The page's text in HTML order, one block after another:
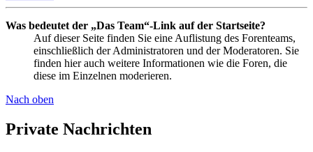
Was bedeutet der „Das Team“-Link auf der Startseite?
Auf dieser Seite finden Sie eine Auflistung des Forenteams,
einschließlich der Administratoren und der Moderatoren. Sie
finden hier auch weitere Informationen wie die Foren, die
diese im Einzelnen moderieren.
Nach oben
Private Nachrichten